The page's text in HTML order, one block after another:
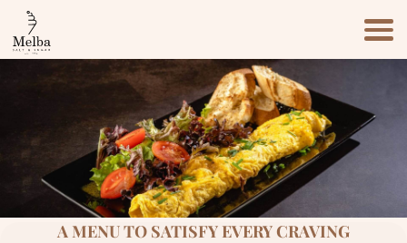
HOME
ABOUT US
MENU
CONTACT
A MENU TO SATISFY EVERY CRAVING